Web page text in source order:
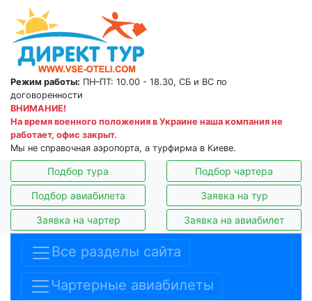
Режим работы: ПН–ПТ: 10.00 - 18.30, СБ и ВС по
договоренности
ВНИМАНИЕ!
На время военного положения в Украине наша компания не
работает, офис закрыт.
Мы не справочная аэропорта, а турфирма в Киеве.
Подбор тура Подбор чартера
Подбор авиабилета Заявка на тур
Заявка на чартер Заявка на авиабилет
Все разделы сайта
Чартерные авиабилеты